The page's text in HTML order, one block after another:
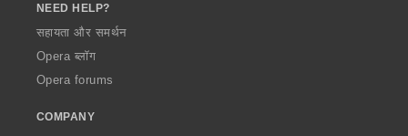
NEED HELP?
सहायता और समर्थन
Opera ब्लॉग
Opera forums
COMPANY